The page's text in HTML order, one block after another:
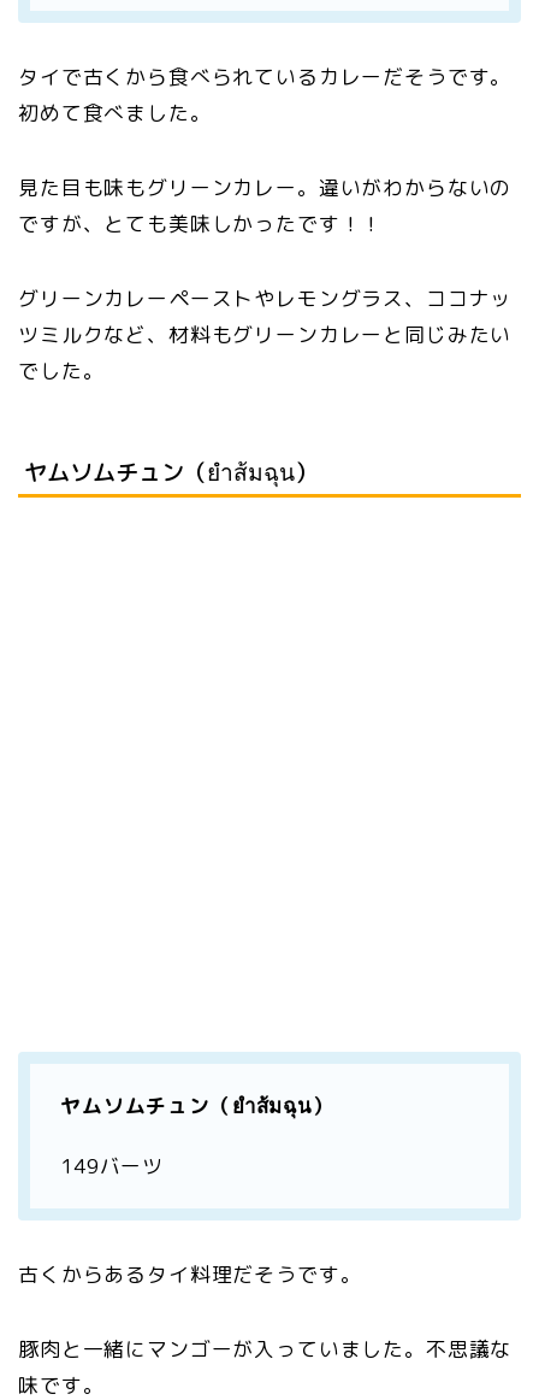
タイで古くから食べられているカレーだそうです。
初めて食べました。
見た目も味もグリーンカレー。違いがわからないの
ですが、とても美味しかったです！！
グリーンカレーペーストやレモングラス、ココナッ
ツミルクなど、材料もグリーンカレーと同じみたい
でした。
ヤムソムチュン（ยำส้มฉุน）
ヤムソムチュン（ยำส้มฉุน）
149バーツ
古くからあるタイ料理だそうです。
豚肉と一緒にマンゴーが入っていました。不思議な
味です。